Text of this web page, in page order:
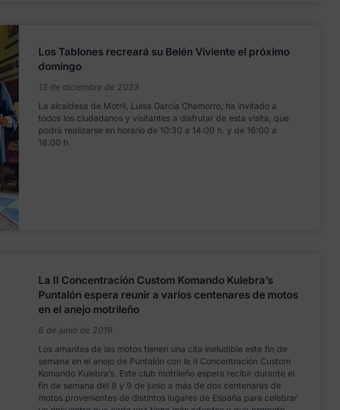
Los Tablones recreará su Belén Viviente el próximo
domingo
13 de diciembre de 2023
La alcaldesa de Motril, Luisa García Chamorro, ha invitado a
todos los ciudadanos y visitantes a disfrutar de esta visita, que
podrá realizarse en horario de 10:30 a 14:00 h. y de 16:00 a
18:00 h.
La II Concentración Custom Komando Kulebra’s
Puntalón espera reunir a varios centenares de motos
en el anejo motrileño
6 de junio de 2019
Los amantes de las motos tienen una cita ineludible este fin de
semana en el anejo de Puntalón con la II Concentración Custom
Komando Kulebra’s. Este club motrileño espera recibir durante el
fin de semana del 8 y 9 de junio a más de dos centenares de
motos provenientes de distintos lugares de España para celebrar